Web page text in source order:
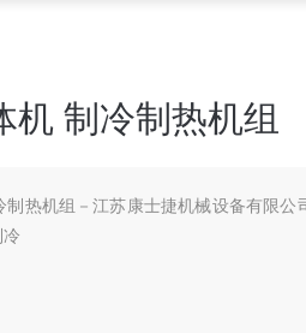
机 制冷制热机组
制热机组－江苏康士捷机械设备有限公